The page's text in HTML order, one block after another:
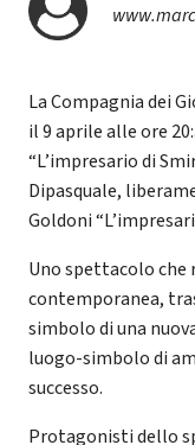
La Compagnia dei
il 9 aprile alle ore
“L’impresario di
Dipasquale,
Goldoni
Uno spettacolo che
contemporanea,
simbolo di una
luogo-simbolo di
successo.
Protagonisti dello